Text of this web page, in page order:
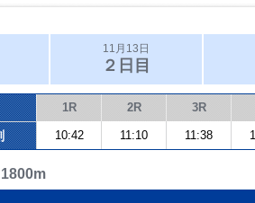
11月13日
２日目
1R 2R 3R
10:42 11:10 11:38